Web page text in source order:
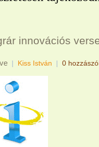
innovációs
| Kiss István | 0